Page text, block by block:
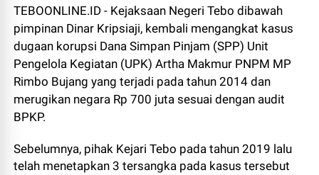
TEBOONLINE.ID - Kejaksaan Negeri Tebo dibawah
pimpinan Dinar Kripsiaji, kembali mengangkat kasus
dugaan korupsi Dana Simpan Pinjam (SPP) Unit
Pengelola Kegiatan (UPK) Artha Makmur PNPM MP
Rimbo Bujang yang terjadi pada tahun 2014 dan
merugikan negara Rp 700 juta sesuai dengan audit
BPKP.
Sebelumnya, pihak Kejari Tebo pada tahun 2019 lalu
telah menetapkan 3 tersangka pada kasus tersebut